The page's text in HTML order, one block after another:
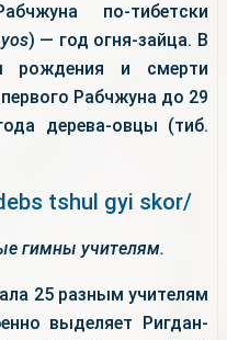
по-тибетски
) — год огня-зайца. В
рождения и смерти
Рабчжуна до 29
дерева-овцы (тиб.
tshul gyi skor/
гимны учителям.
25 разным учителям
выделяет Ригдан-